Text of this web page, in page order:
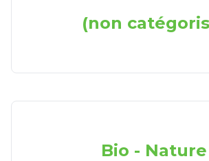
(non
Bio - Nature